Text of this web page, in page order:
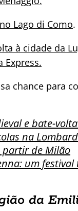
Lago di Como.
à cidade da
Express.
chance para
e bate-
na
partir de Milão
um
da